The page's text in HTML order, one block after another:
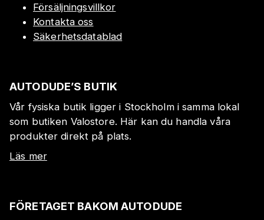
Försäljningsvillkor
Kontakta oss
Säkerhetsdatablad
AUTODUDE’S BUTIK
Vår fysiska butik ligger i Stockholm i samma lokal
som butiken Valostore. Här kan du handla våra
produkter direkt på plats.
Läs mer
FÖRETAGET BAKOM AUTODUDE